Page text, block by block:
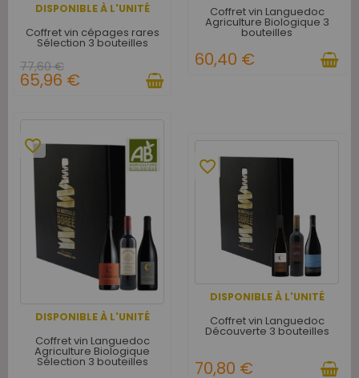
DISPONIBLE À L'UNITÉ
Coffret vin cépages rares
Sélection 3 bouteilles
77,60 €
65,96 €
Coffret vin Languedoc
Agriculture Biologique 3
bouteilles
60,40 €
DISPONIBLE À L'UNITÉ
favorite_border
Coffret vin Languedoc
Agriculture Biologique
Sélection 3 bouteilles
DISPONIBLE À L'UNITÉ
favorite_border
Coffret vin Languedoc
Découverte 3 bouteilles
70,80 €